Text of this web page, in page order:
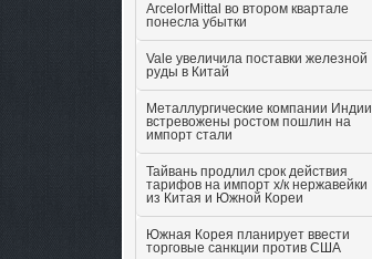
ArcelorMittal во втором квартале
понесла убытки
Vale увеличила поставки железной
руды в Китай
Металлургические компании Индии
встревожены ростом пошлин на
импорт стали
Тайвань продлил срок действия
тарифов на импорт х/к нержавейки
из Китая и Южной Кореи
Южная Корея планирует ввести
торговые санкции против США